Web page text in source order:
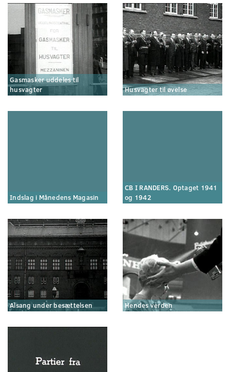
Gasmasker uddeles til
husvagter
Husvagter til øvelse
Indslag i Månedens Magasin
CB I RANDERS. Optaget 1941
og 1942
Alsang under besættelsen Hendes verden